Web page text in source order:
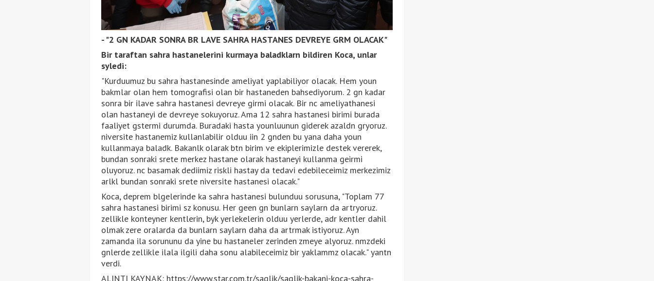
- "2 GN KADAR SONRA BR LAVE SAHRA HASTANES DEVREYE GRM OLACAK"
Bir taraftan sahra hastanelerini kurmaya baladklarn bildiren Koca, unlar
syledi:
"Kurduumuz bu sahra hastanesinde ameliyat yaplabiliyor olacak. Hem youn
bakmlar olan hem tomografisi olan bir hastaneden bahsediyorum. 2 gn kadar
sonra bir ilave sahra hastanesi devreye girmi olacak. Bir nc ameliyathanesi
olan hastaneyi de devreye sokuyoruz. Ama 12 sahra hastanesi birimi burada
faaliyet gstermi durumda. Buradaki hasta younluunun giderek azaldn gryoruz.
niversite hastanemiz kullanlabilir olduu iin 2 gnden bu yana daha youn
kullanmaya baladk. Bakanlk olarak btn birim ve ekiplerimizle destek vererek,
bundan sonraki srete merkez hastane olarak hastaneyi kullanma geirmi
oluyoruz. nc basamak dediimiz riskli hastay da tedavi edebileceimiz merkezimiz
arlkl bundan sonraki srete niversite hastanesi olacak."
Koca, deprem blgelerinde ka sahra hastanesi bulunduu sorusuna, "Toplam 77
sahra hastanesi birimi sz konusu. Her geen gn bunlarn saylarn da artryoruz.
zellikle konteyner kentlerin, byk yerlekelerin olduu yerlerde, adr kentler dahil
olmak zere oralarda da bunlarn saylarn daha da artrmak istiyoruz. Ayn
zamanda ila sorununu da yine bu hastaneler zerinden zmeye alyoruz. nmzdeki
gnlerde zellikle ilala ilgili daha sonu alabileceimiz bir yaklammz olacak." yantn
verdi.
ALINTI KAYNAK: https://www.star.com.tr/saglik/saglik-bakani-koca-sahra-